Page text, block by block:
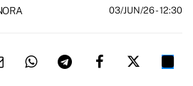
03/JUN/26- 12:30